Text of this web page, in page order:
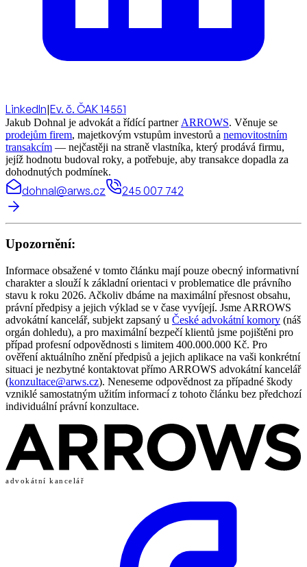
LinkedIn|Ev. č. ČAK 14551
Jakub Dohnal je advokát a řídící partner ARROWS. Věnuje se
prodejům firem, majetkovým vstupům investorů a nemovitostním
transakcím — nejčastěji na straně vlastníka, který prodává firmu,
jejíž hodnotu budoval roky, a potřebuje, aby transakce dopadla za
dohodnutých podmínek.
dohnal@arws.cz 245 007 742
Upozornění:
Informace obsažené v tomto článku mají pouze obecný informativní
charakter a slouží k základní orientaci v problematice dle právního
stavu k roku 2026. Ačkoliv dbáme na maximální přesnost obsahu,
právní předpisy a jejich výklad se v čase vyvíjejí. Jsme ARROWS
advokátní kancelář, subjekt zapsaný u České advokátní komory (náš
orgán dohledu), a pro maximální bezpečí klientů jsme pojištěni pro
případ profesní odpovědnosti s limitem 400.000.000 Kč. Pro
ověření aktuálního znění předpisů a jejich aplikace na vaši konkrétní
situaci je nezbytné kontaktovat přímo ARROWS advokátní kancelář
(konzultace@arws.cz). Neneseme odpovědnost za případné škody
vzniklé samostatným užitím informací z tohoto článku bez předchozí
individuální právní konzultace.
advokátní kancelář